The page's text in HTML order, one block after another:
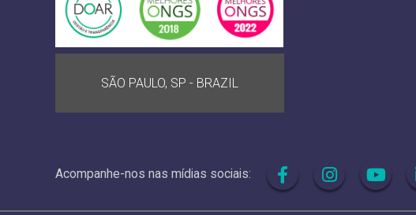
SÃO PAULO, SP - BRAZIL
Acompanhe-nos nas mídias sociais: